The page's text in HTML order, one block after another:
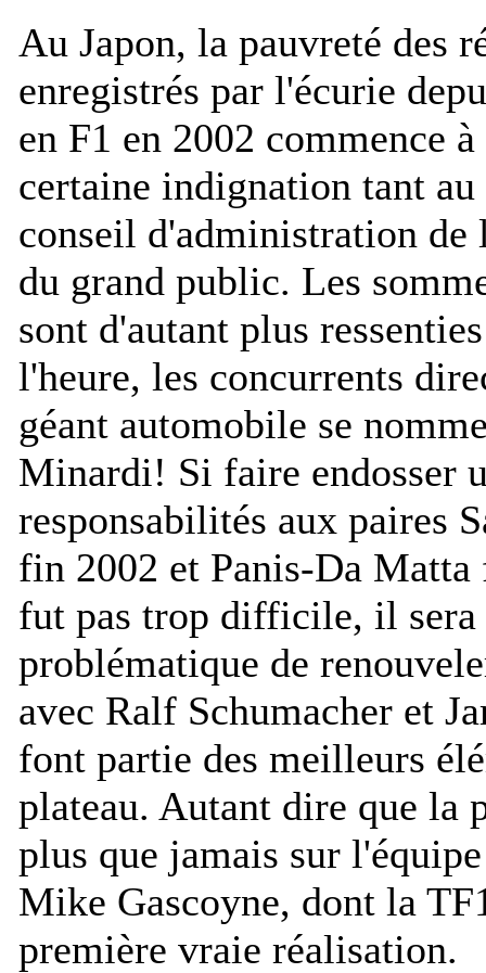
Au Japon, la pauvreté des
enregistrés par l'écurie
en F1 en 2002 commence
certaine indignation tant au
conseil d'administration de
du grand public. Les
sont d'autant plus
l'heure, les concurrents
géant automobile se
Minardi! Si faire endosser
responsabilités aux paires
fin 2002 et Panis-Da Matta
fut pas trop difficile, il sera
problématique de
avec Ralf Schumacher et
font partie des meilleurs
plateau. Autant dire que la
plus que jamais sur
Mike Gascoyne, dont la
première vraie réalisation.